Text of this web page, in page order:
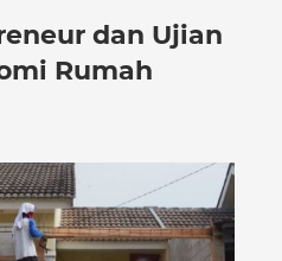
dan Ujian
Rumah